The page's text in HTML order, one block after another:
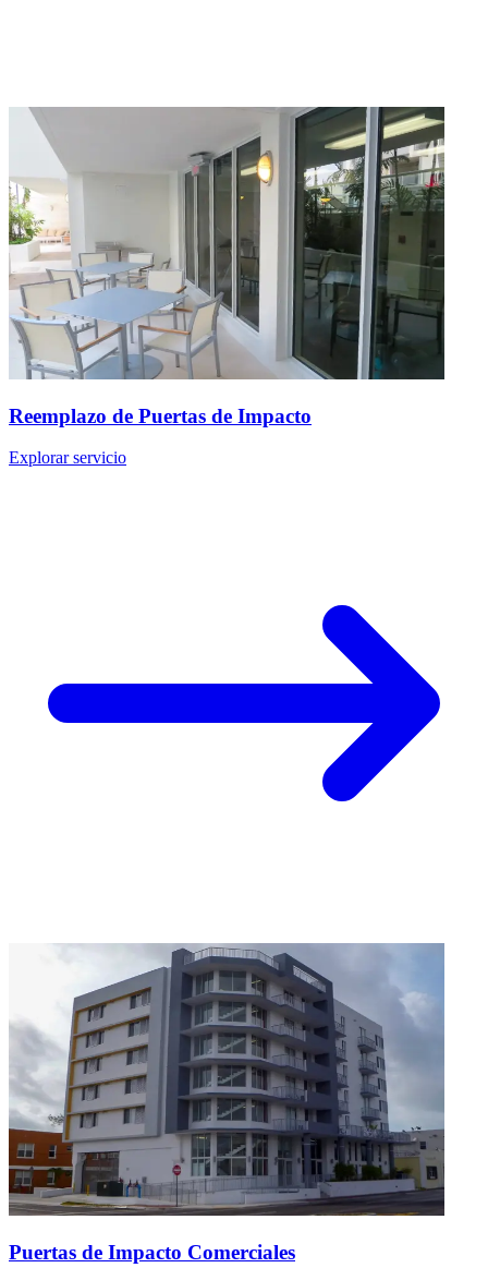
Reemplazo de Puertas de Impacto
Explorar servicio
Puertas de Impacto Comerciales